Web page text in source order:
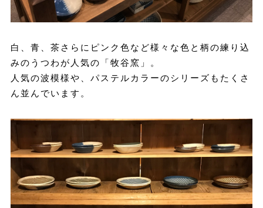
白、青、茶さらにピンク色など様々な色と柄の練り込
みのうつわが人気の「牧谷窯」。
人気の波模様や、パステルカラーのシリーズもたくさ
ん並んでいます。